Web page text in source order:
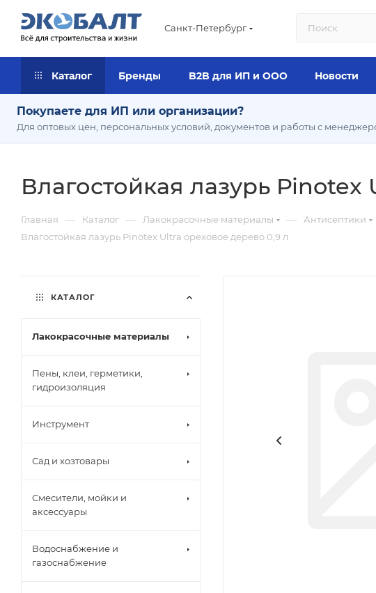
Санкт-Петербург
Каталог Бренды B2B для ИП и ООО Новости
Покупаете для ИП или организации?
Для оптовых цен, персональных условий, документов и работы с
Влагостойкая лазурь
Главная — Каталог — Лакокрасочные материалы — Антисептики
Влагостойкая лазурь Pinotex Ultra ореховое дерево 0,9 л
КАТАЛОГ
Лакокрасочные материалы
Пены, клеи, герметики,
гидроизоляция
Инструмент
Сад и хозтовары
Смесители, мойки и
аксессуары
Водоснабжение и
газоснабжение